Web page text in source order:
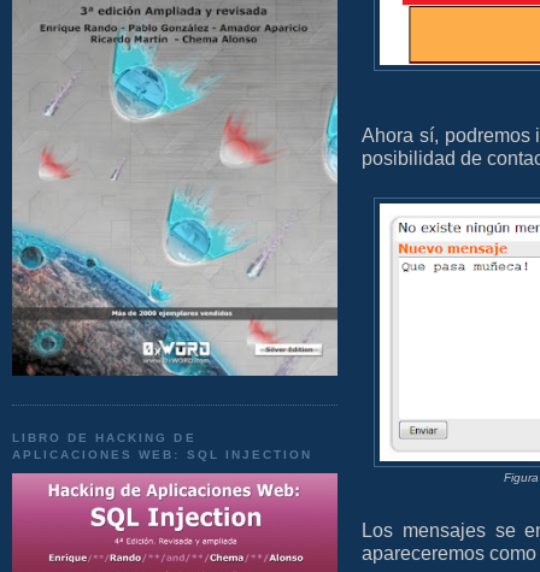
LIBRO DE HACKING DE
APLICACIONES WEB: SQL INJECTION
Ahora sí, podremos
posibilidad de
Los mensajes se
apareceremos